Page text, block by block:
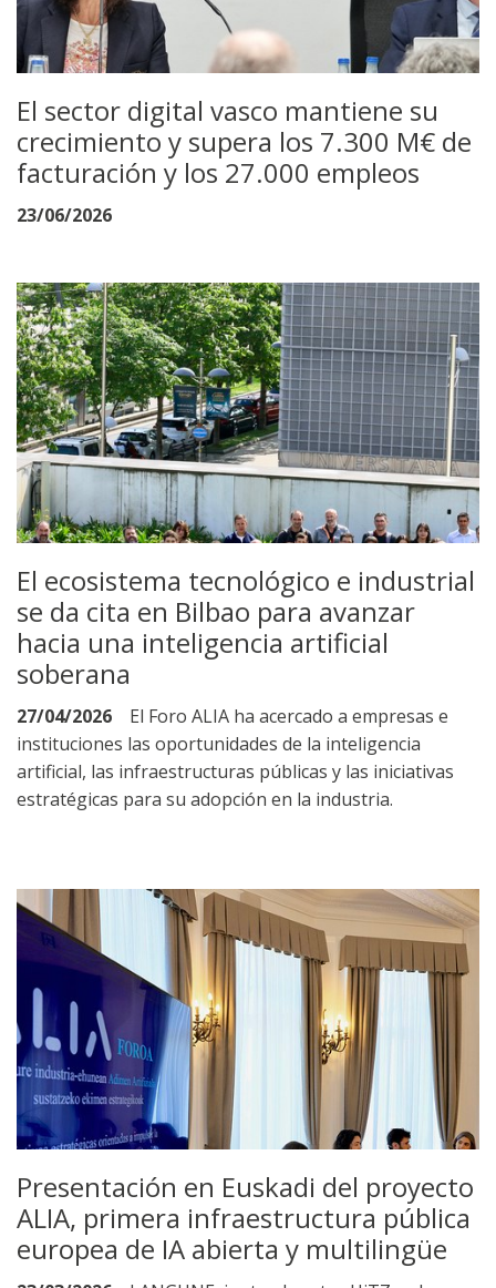
El sector digital vasco mantiene su
crecimiento y supera los 7.300 M€ de
facturación y los 27.000 empleos
23/06/2026
El ecosistema tecnológico e industrial
se da cita en Bilbao para avanzar
hacia una inteligencia artificial
soberana
27/04/2026
El Foro ALIA ha acercado a empresas e
instituciones las oportunidades de la inteligencia
artificial, las infraestructuras públicas y las iniciativas
estratégicas para su adopción en la industria.
Presentación en Euskadi del proyecto
ALIA, primera infraestructura pública
europea de IA abierta y multilingüe